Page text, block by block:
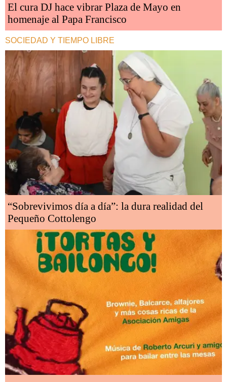
El cura DJ hace vibrar Plaza de Mayo en
homenaje al Papa Francisco
SOCIEDAD Y TIEMPO LIBRE
“Sobrevivimos día a día”: la dura realidad del
Pequeño Cottolengo